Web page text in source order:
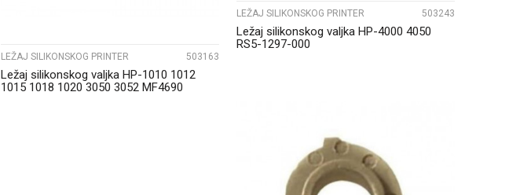
LEŽAJ SILIKONSKOG PRINTER 503163
Ležaj silikonskog valjka HP-1010 1012
1015 1018 1020 3050 3052 MF4690
LEŽAJ SILIKONSKOG PRINTER 503243
Ležaj silikonskog valjka HP-4000 4050
RS5-1297-000